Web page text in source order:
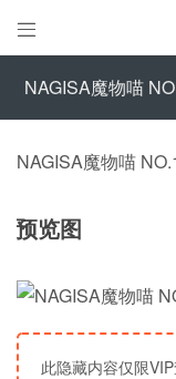

NAGISA魔物喵
NAGISA魔物喵
预览图
此隐藏内容仅限